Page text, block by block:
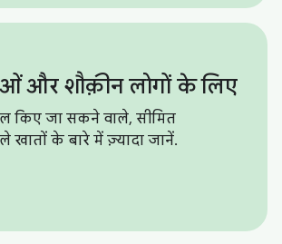
और शौक़ीन लोगों के लिए
किए जा सकने वाले, सीमित
खातों के बारे में ज़्यादा जानें.